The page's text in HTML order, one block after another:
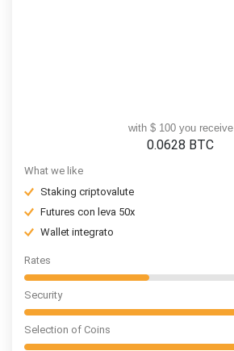
with $ 100 you receive
0.0628 BTC
What we like
Staking criptovalute
Futures con leva 50x
Wallet integrato
Rates
Security
Selection of Coins